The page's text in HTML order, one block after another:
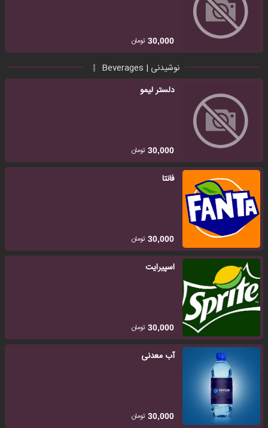
30,000 تومان
نوشیدنی | Beverages
دلستر لیمو
30,000 تومان
فانتا
30,000 تومان
اسپیرایت
30,000 تومان
آب معدنی
30,000 تومان